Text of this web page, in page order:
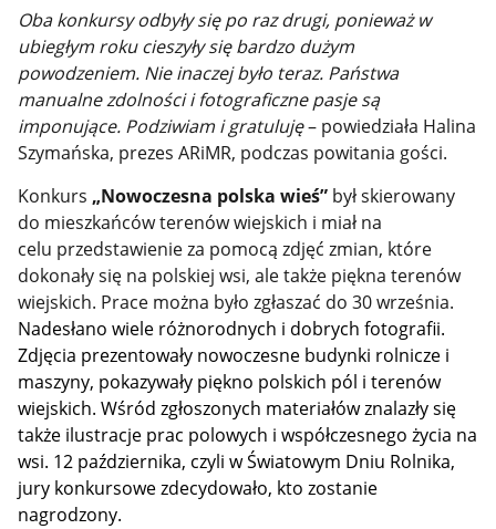
Oba konkursy odbyły się po raz drugi, ponieważ w
ubiegłym roku cieszyły się bardzo dużym
powodzeniem. Nie inaczej było teraz. Państwa
manualne zdolności i fotograficzne pasje są
imponujące. Podziwiam i gratuluję– powiedziała Halina
Szymańska, prezes ARiMR, podczas powitania gości.
Konkurs „Nowoczesna polska wieś” był skierowany
do mieszkańców terenów wiejskich i miał na
celu przedstawienie za pomocą zdjęć zmian, które
dokonały się na polskiej wsi, ale także piękna terenów
wiejskich. Prace można było zgłaszać do 30 września.
Nadesłano wiele różnorodnych i dobrych fotografii.
Zdjęcia prezentowały nowoczesne budynki rolnicze i
maszyny, pokazywały piękno polskich pól i terenów
wiejskich. Wśród zgłoszonych materiałów znalazły się
także ilustracje prac polowych i współczesnego życia na
wsi. 12 października, czyli w Światowym Dniu Rolnika,
jury konkursowe zdecydowało, kto zostanie
nagrodzony.